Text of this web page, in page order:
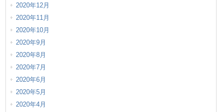
2020年12月
2020年11月
2020年10月
2020年9月
2020年8月
2020年7月
2020年6月
2020年5月
2020年4月